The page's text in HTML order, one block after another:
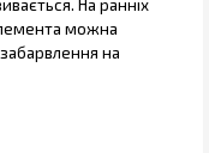
На ранніх
можна
на